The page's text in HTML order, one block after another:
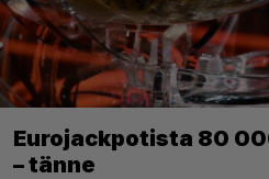
Eurojackpotista 80
– tänne